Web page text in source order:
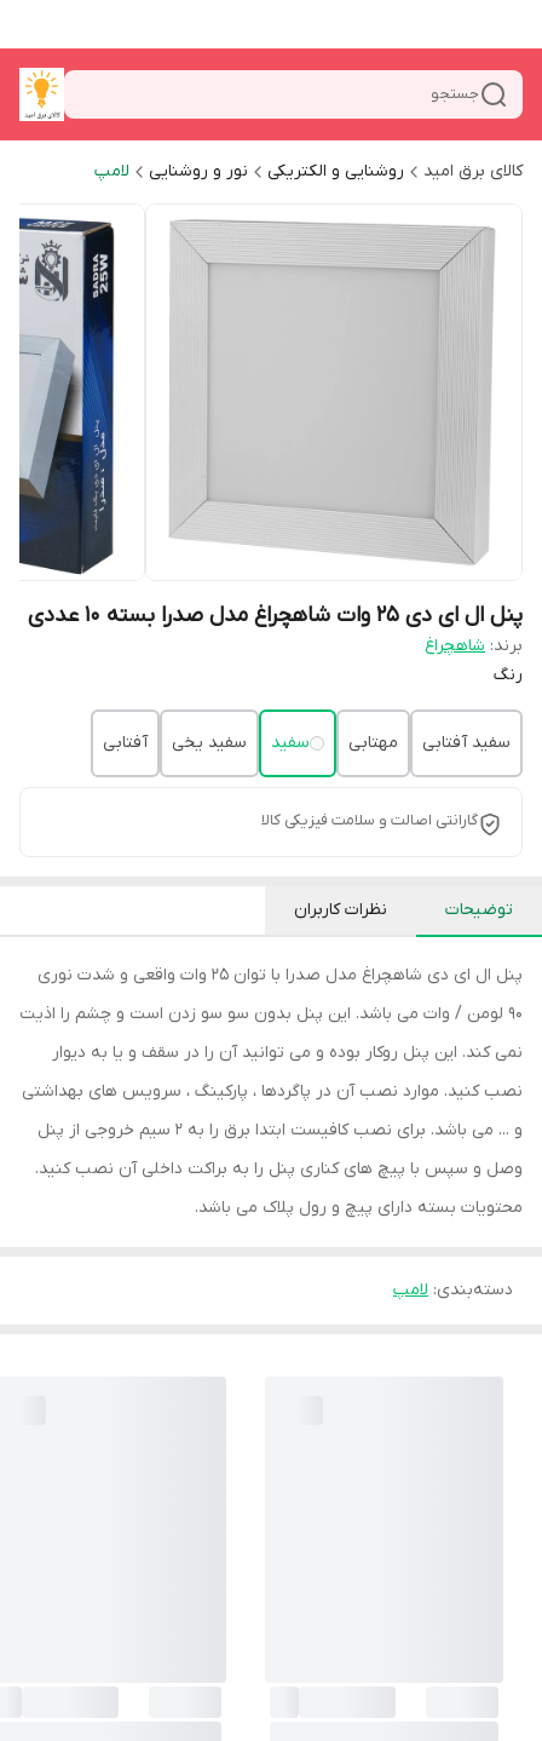
جستجو
کالای برق امید روشنایی و الکتریکی نور و روشنایی لامپ
پنل ال ای دی 25 وات شاهچراغ مدل صدرا بسته 10 عددی
برند: شاهچراغ
رنگ
سفید آفتابی مهتابی سفید سفید یخی آفتابی
گارانتی اصالت و سلامت فیزیکی کالا
توضیحات نظرات کاربران
پنل ال ای دی شاهچراغ مدل صدرا با توان 25 وات واقعی و شدت نوری
90 لومن / وات می باشد. این پنل بدون سو سو زدن است و چشم را اذیت
نمی کند. این پنل روکار بوده و می توانید آن را در سقف و یا به دیوار
نصب کنید. موارد نصب آن در پاگردها ، پارکینگ ، سرویس های بهداشتی
و ... می باشد. برای نصب کافیست ابتدا برق را به 2 سیم خروجی از پنل
وصل و سپس با پیچ های کناری پنل را به براکت داخلی آن نصب کنید.
محتویات بسته دارای پیچ و رول پلاک می باشد.
دسته‌بندی: لامپ